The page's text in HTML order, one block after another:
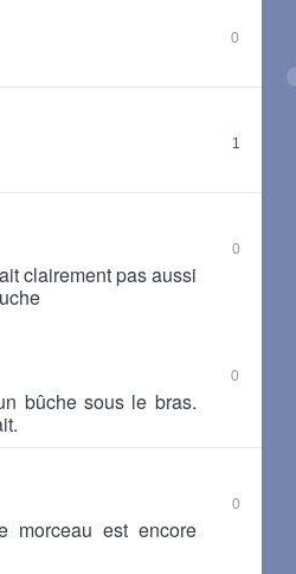
0
1
0
clairement pas aussi
0
bûche sous le bras.
0
morceau est encore